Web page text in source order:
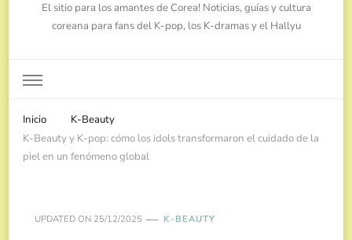
El sitio para los amantes de Corea! Noticias, guías y cultura
coreana para fans del K-pop, los K-dramas y el Hallyu
Inicio
K-Beauty
K-Beauty y K-pop: cómo los idols transformaron el cuidado de la
piel en un fenómeno global
UPDATED ON 25/12/2025 K-BEAUTY